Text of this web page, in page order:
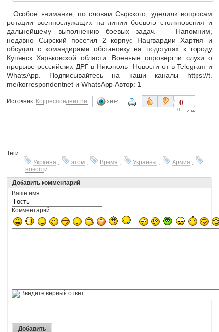
Особое внимание, по словам Сырского, уделили вопросам
ротации военнослужащих на линии боевого столкновения и
дальнейшему выполнению боевых задач. Напомним,
недавно Сырский посетил 2 корпус Нацгвардии Хартия и
обсудил с командирами обстановку на подступах к городу
Купянск Харьковской области. Военные опровергли слухи о
прорыве российских ДРГ в Никополь Новости от в Telegram и
WhatsApp. Подписывайтесь на наши каналы https://t.
me/korrespondentnet и WhatsApp Автор: 1
Источник: Корреспондент.net 0
0
Теги:
Украина , этом , Время , Украины , Армия ,
новости
Добавить комментарий
Ваше имя:
Комментарий:
Введите верный ответ